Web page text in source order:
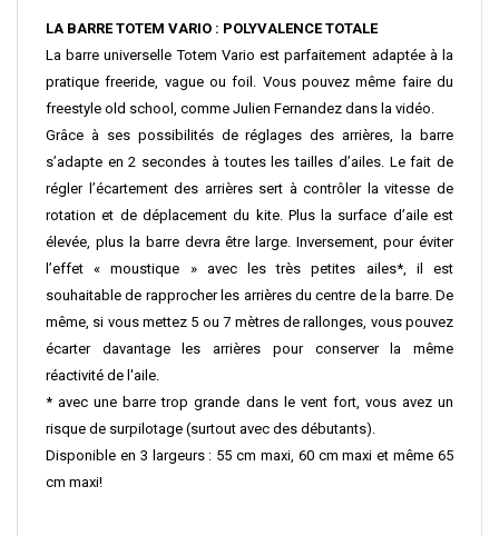
LA BARRE TOTEM VARIO : POLYVALENCE TOTALE
La barre universelle Totem Vario est parfaitement adaptée à la
pratique freeride, vague ou foil. Vous pouvez même faire du
freestyle old school, comme Julien Fernandez dans la vidéo.
Grâce à ses possibilités de réglages des arrières, la barre
s’adapte en 2 secondes à toutes les tailles d’ailes. Le fait de
régler l’écartement des arrières sert à contrôler la vitesse de
rotation et de déplacement du kite. Plus la surface d’aile est
élevée, plus la barre devra être large. Inversement, pour éviter
l’effet « moustique » avec les très petites ailes*, il est
souhaitable de rapprocher les arrières du centre de la barre. De
même, si vous mettez 5 ou 7 mètres de rallonges, vous pouvez
écarter davantage les arrières pour conserver la même
réactivité de l'aile.
* avec une barre trop grande dans le vent fort, vous avez un
risque de surpilotage (surtout avec des débutants).
Disponible en 3 largeurs : 55 cm maxi, 60 cm maxi et même 65
cm maxi!